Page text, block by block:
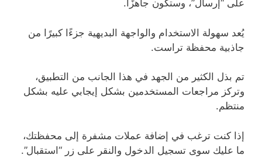
على “إرسال”، وستكون جاهزًا.
يُعد سهولة الاستخدام والواجهة البديهية جزءًا كبيرًا من
جاذبية محفظة تراست.
تم بذل الكثير من الجهد في هذا الجانب من التطبيق،
وتركز مراجعات المستخدمين بشكل إيجابي عليه بشكل
منتظم.
إذا كنت ترغب في إضافة عملات مشفرة إلى محفظتك،
ما عليك سوى تسجيل الدخول والنقر على زر “استقبال”.